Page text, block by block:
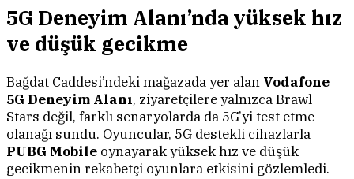
5G Deneyim Alanı’nda yüksek hız
ve düşük gecikme
Bağdat Caddesi’ndeki mağazada yer alan Vodafone
5G Deneyim Alanı, ziyaretçilere yalnızca Brawl
Stars değil, farklı senaryolarda da 5G’yi test etme
olanağı sundu. Oyuncular, 5G destekli cihazlarla
PUBG Mobile oynayarak yüksek hız ve düşük
gecikmenin rekabetçi oyunlara etkisini gözlemledi.